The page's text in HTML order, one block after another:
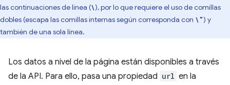
las continuaciones de línea (\), por lo que requiere el uso de comillas
dobles (escapa las comillas internas según corresponda con \") y
también de una sola línea.
Los datos a nivel de la página están disponibles a través
de la API. Para ello, pasa una propiedad url en la